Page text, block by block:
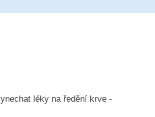
léky na ředění krve -